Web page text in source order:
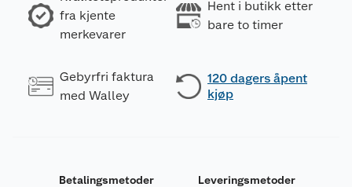
fra kjente
merkevarer
Hent i butikk etter
bare to timer
Gebyrfri faktura
med Walley
120 dagers åpent
kjøp
Betalingsmetoder Leveringsmetoder